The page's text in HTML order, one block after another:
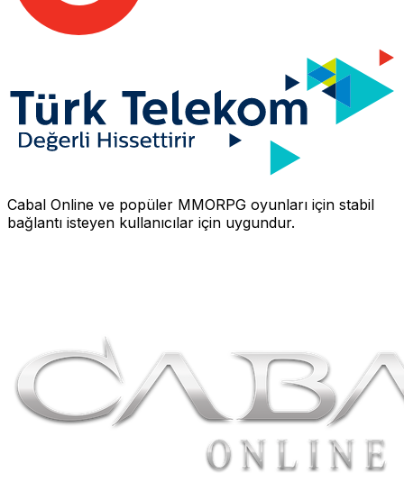
Cabal Online ve popüler MMORPG oyunları için stabil
bağlantı isteyen kullanıcılar için uygundur.